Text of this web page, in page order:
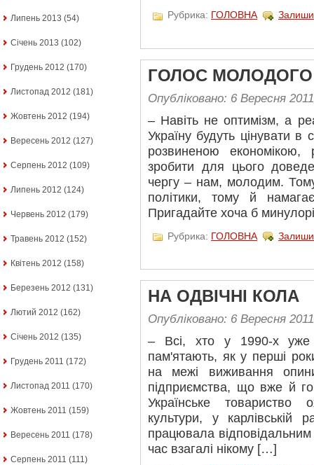
Липень 2013 (54)
Січень 2013 (102)
Грудень 2012 (170)
Листопад 2012 (181)
Жовтень 2012 (194)
Вересень 2012 (127)
Серпень 2012 (109)
Липень 2012 (124)
Червень 2012 (179)
Травень 2012 (152)
Квітень 2012 (158)
Березень 2012 (131)
Лютий 2012 (162)
Січень 2012 (135)
Грудень 2011 (172)
Листопад 2011 (170)
Жовтень 2011 (159)
Вересень 2011 (178)
Серпень 2011 (111)
Рубрика: ГОЛОВНА
ГОЛОС МОЛОДОГО
Опубліковано: 6 Вересня 2011
– Навіть не оптимізм, а
Україну будуть цінувати в
розвиненою
зробити для цього
чергу – нам, молодим.
політики, тому й
Пригадайте хоча б
Рубрика: ГОЛОВНА
НА ОДВІЧНІ КОЛА
Опубліковано: 6 Вересня 2011
– Всі, хто у 1990-х уже
пам'ятають, як у перші
на межі виживання
підприємства, що вже й
Українське товариство
культури, у карлівській
працювала
час взагалі нікому […]